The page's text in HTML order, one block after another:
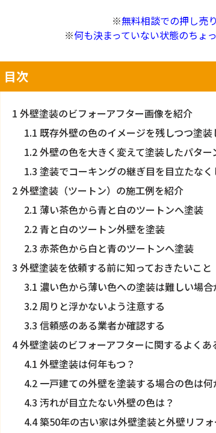
※無料相談での押し売
※何も決まっていない状態のちょ
目次
1 外壁塗装のビフォーアフター画像を紹介
1.1 既存外壁の色のイメージを残しつつ塗装
1.2外壁の色を大きく変えて塗装したパター
1.3 塗装でコーキングの継ぎ目を目立たなく
2外壁塗装（ツートン）の施工例を紹介
2.1 薄い茶色から青と白のツートンへ塗装
2.2青と白のツートン外壁を塗装
2.3 赤茶色から白と青のツートンへ塗装
3 外壁塗装を依頼する前に知っておきたいこと
3.1 濃い色から薄い色への塗装は難しい場合
3.2周りと浮かないよう注意する
3.3 信頼感のある業者か確認する
4外壁塗装のビフォーアフターに関するよくあ
4.1 外壁塗装は何年もつ？
4.2 一戸建ての外壁を塗装する場合の色は何
4.3 汚れが目立たない外壁の色は？
4.4築50年の古い家は外壁塗装と外壁リフ